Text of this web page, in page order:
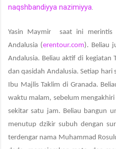
naqshbandiyya nazimiyya
Yasin Maymir
saat ini merintis
Andalusia (erentour.com). Beliau
Andalusia. Beliau aktif di kegiatan
dan qasidah Andalusia. Setiap
Ibu Majlis Taklim di Granada.
waktu malam, sebelum
sekitar satu jam. Beliau bangun
menutup dzikir subuh dengan
terdengar nama Muhammad